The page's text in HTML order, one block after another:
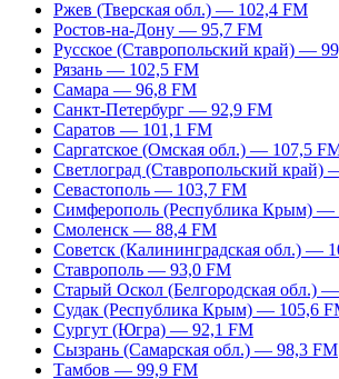
Ржев (Тверская обл.) — 102,4 FM
Ростов-на-Дону — 95,7 FM
Русское (Ставропольский край) —
Рязань — 102,5 FM
Самара — 96,8 FM
Санкт-Петербург — 92,9 FM
Саратов — 101,1 FM
Саргатское (Омская обл.) — 107,5
Светлоград (Ставропольский край)
Севастополь — 103,7 FM
Симферополь (Республика Крым) —
Смоленск — 88,4 FM
Советск (Калининградская обл.) —
Ставрополь — 93,0 FM
Старый Оскол (Белгородская обл.)
Судак (Республика Крым) — 105,6
Сургут (Югра) — 92,1 FM
Сызрань (Самарская обл.) — 98,3 FM
Тамбов — 99,9 FM